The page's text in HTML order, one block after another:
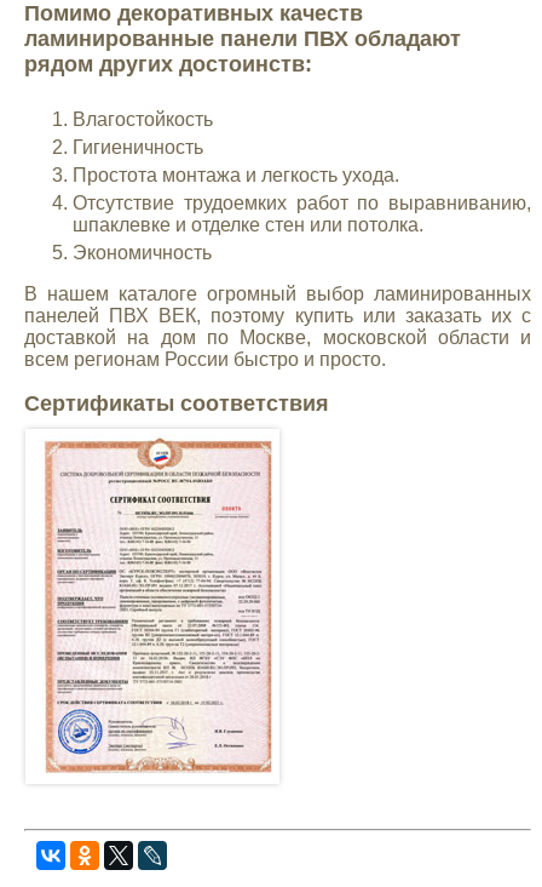
Помимо декоративных качеств
ламинированные панели ПВХ обладают
рядом других достоинств:
Влагостойкость
Гигиеничность
Простота монтажа и легкость ухода.
Отсутствие трудоемких работ по выравниванию,
шпаклевке и отделке стен или потолка.
Экономичность
В нашем каталоге огромный выбор ламинированных
панелей ПВХ ВЕК, поэтому купить или заказать их с
доставкой на дом по Москве, московской области и
всем регионам России быстро и просто.
Сертификаты соответствия